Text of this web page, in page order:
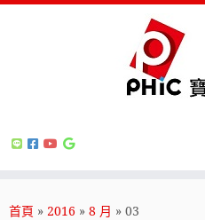
to首頁 » 2016 » 8 月 » 03